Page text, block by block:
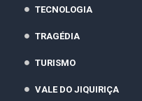
TECNOLOGIA
TRAGÉDIA
TURISMO
VALE DO JIQUIRIÇA